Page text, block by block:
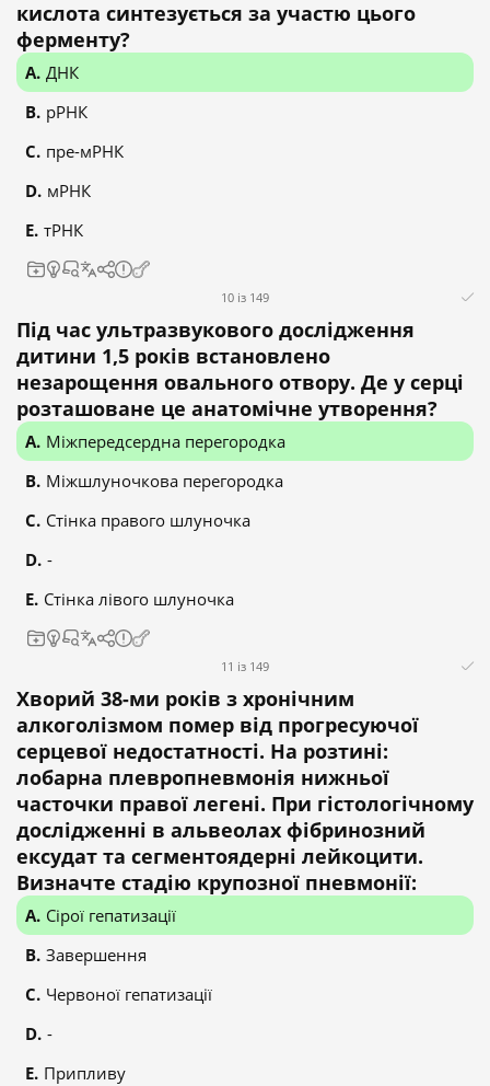
кислота синтезується за участю цього
ферменту?
ДНК
рРНК
пре-мРНК
мРНК
тРНК
10 із 149
Під час ультразвукового дослідження
дитини 1,5 років встановлено
незарощення овального отвору. Де у серці
розташоване це анатомічне утворення?
Міжпередсердна перегородка
Міжшлуночкова перегородка
Стінка правого шлуночка
-
Стінка лівого шлуночка
11 із 149
Хворий 38-ми років з хронічним
алкоголізмом помер від прогресуючої
серцевої недостатності. На розтині:
лобарна плевропневмонія нижньої
часточки правої легені. При гістологічному
дослідженні в альвеолах фібринозний
ексудат та сегментоядерні лейкоцити.
Визначте стадію крупозної пневмонії:
Сірої гепатизації
Завершення
Червоної гепатизації
-
Припливу